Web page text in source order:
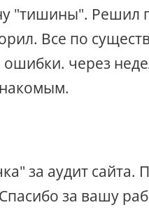
"тишины". Решил
Все по
ошибки. через
за аудит
за вашу